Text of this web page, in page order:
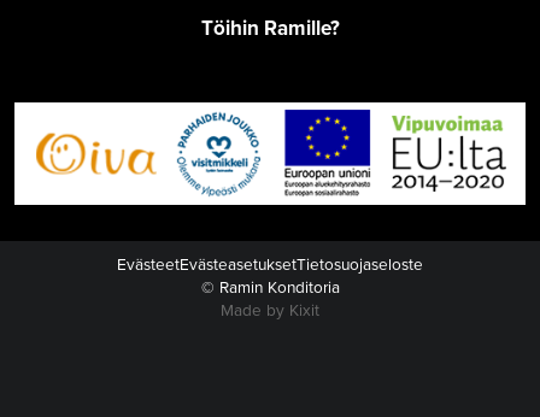
Töihin Ramille?
EvästeetEvästeasetuksetTietosuojaseloste
© Ramin Konditoria
Made by Kixit